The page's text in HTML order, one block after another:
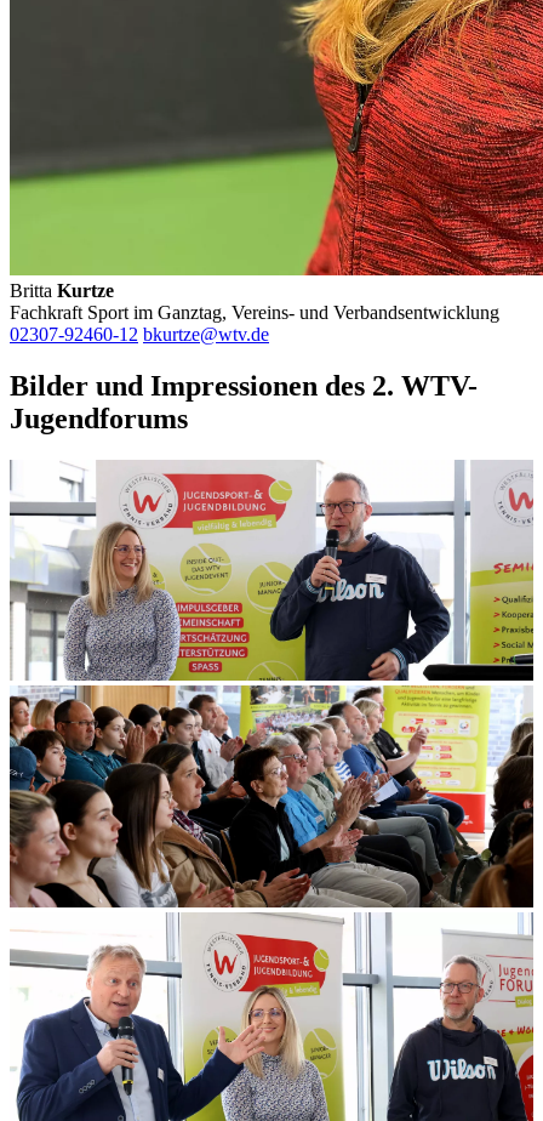
Britta Kurtze
Fachkraft Sport im Ganztag, Vereins- und Verbandsentwicklung
02307-92460-12 bkurtze@wtv.de
Bilder und Impressionen des 2. WTV-
Jugendforums